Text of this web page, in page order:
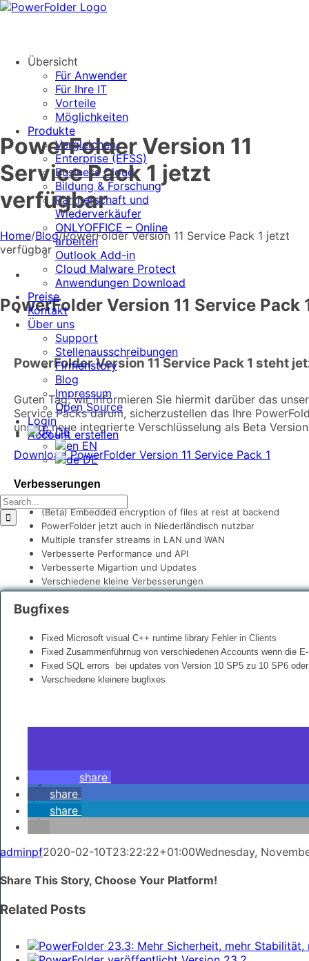
Skip
Übersicht
Für Anwender
Für Ihre IT
Vorteile
Möglichkeiten
Produkte
Vergleichen
Enterprise (EFSS)
Business Cloud
Bildung & Forschung
Partnerschaft und
Wiederverkäufer
ONLYOFFICE – Online
arbeiten
Outlook Add-in
Cloud Malware Protect
Anwendungen Download
Preise
Kontakt
Über uns
Support
Stellenausschreibungen
Firmenstory
Blog
Impressum
Open Source
Login
Account erstellen
DE
EN
DE
Search
for:
PowerFolder Version 11
Service Pack 1 jetzt
verfügbar
Home/Blog/PowerFolder Version 11 Service Pack 1 jetzt
verfügbar
PowerFolder Version 11 Service
PowerFolder Version 11 Service Pack 1 steht
Guten Tag, wir informieren Sie hiermit darüber das
Service Packs darum, sicherzustellen das Ihre
unsere neue integrierte Verschlüsselung als Beta
Download PowerFolder Version 11 Service Pack 1
Verbesserungen
(Beta) Embedded encryption of files at rest at backend
PowerFolder jetzt auch in Niederländisch nutzbar
Multiple transfer streams in LAN und WAN
Verbesserte Performance und API
Verbesserte Migartion und Updates
Verschiedene kleine Verbesserungen
Bugfixes
Fixed Microsoft visual C++ runtime library Fehler in Clients
Fixed Zusammenführnug von verschiedenen Accounts wenn die
Fixed SQL errors bei updates von Version 10 SP5 zu 10 SP6
Verschiedene kleinere bugfixes
share
share
share
adminpf2020-02-10T23:22:22+01:00Wednesday,
Share This Story, Choose Your Platform!
WhatsApp
Related Posts